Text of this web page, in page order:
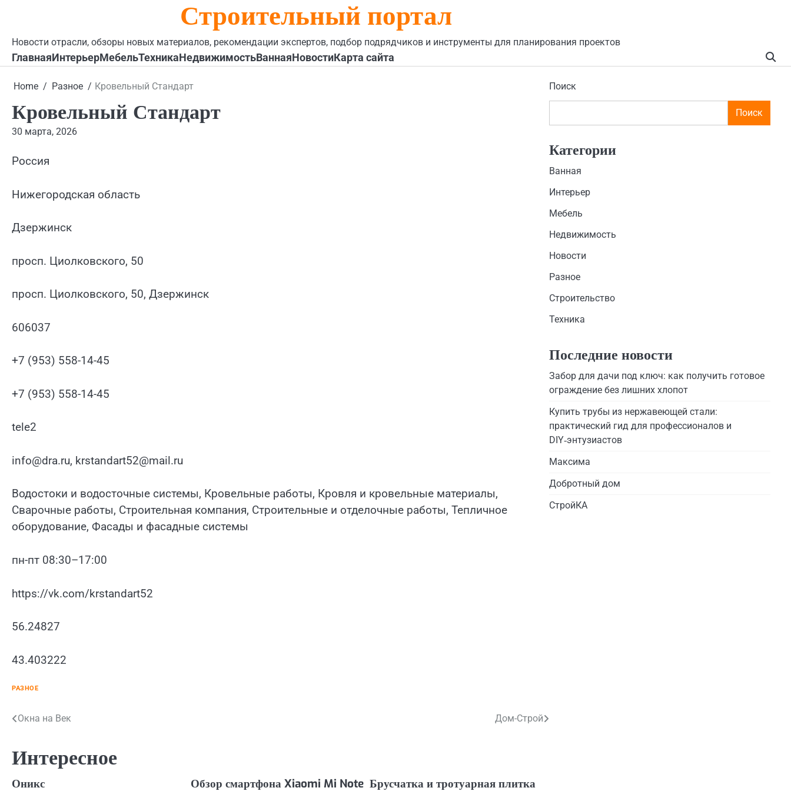
Строительный портал
Новости отрасли, обзоры новых материалов, рекомендации экспертов, подбор подрядчиков и инструменты для планирования проектов
ГлавнаяИнтерьерМебельТехникаНедвижимостьВаннаяНовостиКарта сайта
Home Разное Кровельный Стандарт
Кровельный Стандарт
30 марта, 2026
Россия
Нижегородская область
Дзержинск
просп. Циолковского, 50
просп. Циолковского, 50, Дзержинск
606037
+7 (953) 558-14-45
+7 (953) 558-14-45
tele2
info@dra.ru, krstandart52@mail.ru
Водостоки и водосточные системы, Кровельные работы, Кровля и кровельные материалы,
Сварочные работы, Строительная компания, Строительные и отделочные работы, Тепличное
оборудование, Фасады и фасадные системы
пн-пт 08:30–17:00
https://vk.com/krstandart52
56.24827
43.403222
РАЗНОЕ
Навигация
записям
Окна на Век Дом-Строй
Интересное
Оникс
Обзор смартфона Xiaomi Mi Note Брусчатка и тротуарная плитка
Поиск
Поиск
Категории
Ванная
Интерьер
Мебель
Недвижимость
Новости
Разное
Строительство
Техника
Последние новости
Забор для дачи под ключ: как получить готовое
ограждение без лишних хлопот
Купить трубы из нержавеющей стали:
практический гид для профессионалов и
DIY‑энтузиастов
Максима
Добротный дом
СтройКА